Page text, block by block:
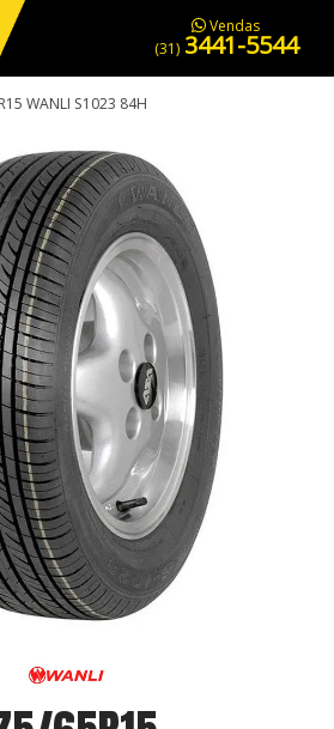
SERVIÇOS AUTOMOTIVOS NOSSA LOJA
Vendas
(31) 3441-5544
WANLI S1023 84H